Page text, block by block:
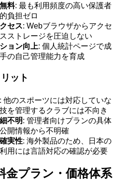
料: 最も利用頻度の高い保護者
負担ゼロ
セス: Webブラウザからアクセ
ストレージを圧迫しない
ョン向上: 個人統計ページで成
の自己管理能力を育成
ット
: 他のスポーツには対応していな
を管理するクラブには不向き
不明: 管理者向けプランの具体
開情報から不明確
実性: 海外製品のため、日本の
用には言語対応の確認が必要
金プラン・価格体系